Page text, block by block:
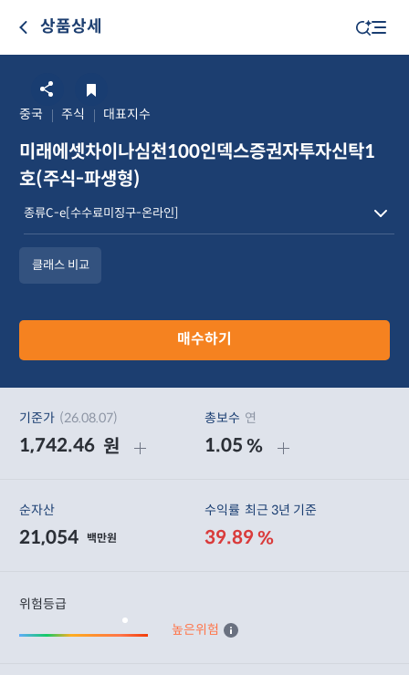
상품상세
중국 주식 대표지수
미래에셋차이나심천100인덱스증권자투자신탁1
호(주식-파생형)
클래스 비교
매수하기
기준가 (26.08.07)
1,742.46 원
총보수 연
1.05 %
순자산
21,054 백만원
수익률 최근 3년 기준
39.89 %
위험등급
높은위험